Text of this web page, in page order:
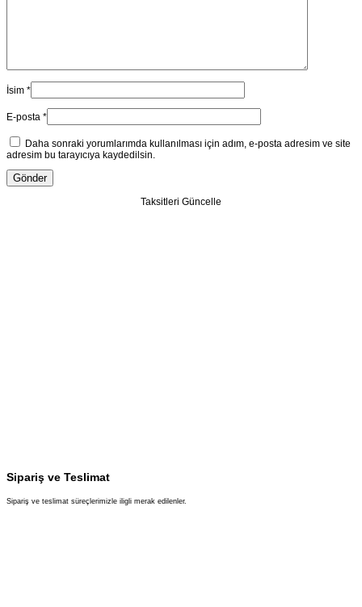
İsim *
E-posta *
Daha sonraki yorumlarımda kullanılması için adım, e-posta adresim ve site
adresim bu tarayıcıya kaydedilsin.
Taksitleri Güncelle
Sipariş ve Teslimat
Sipariş ve teslimat süreçlerimizle iligli merak edilenler.